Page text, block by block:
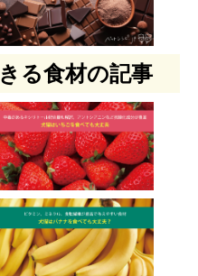
る食材の記事